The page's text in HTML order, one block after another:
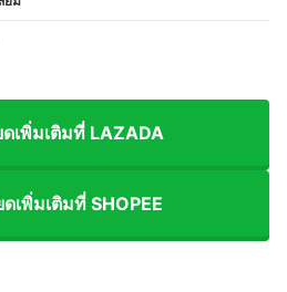
ดเพิ่มเติมที่ LAZADA
เพิ่มเติมที่ SHOPEE